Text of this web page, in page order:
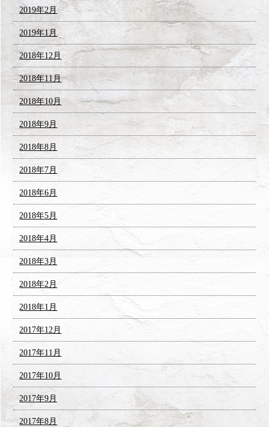
2019年2月
2019年1月
2018年12月
2018年11月
2018年10月
2018年9月
2018年8月
2018年7月
2018年6月
2018年5月
2018年4月
2018年3月
2018年2月
2018年1月
2017年12月
2017年11月
2017年10月
2017年9月
2017年8月